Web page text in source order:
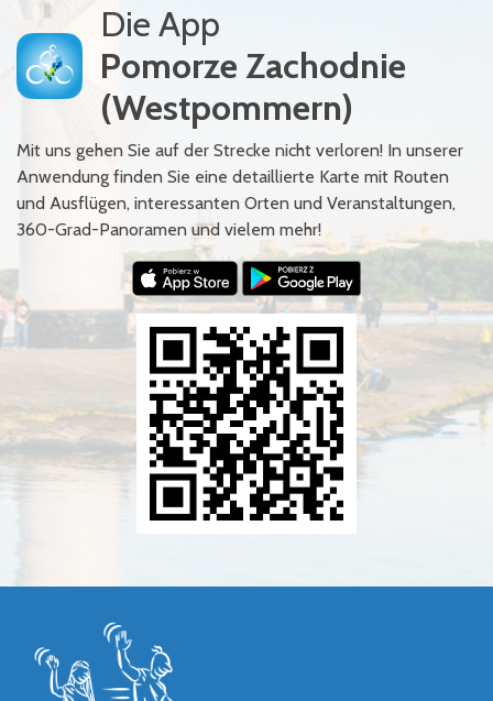
Die App
Pomorze Zachodnie
(Westpommern)
Mit uns gehen Sie auf der Strecke nicht verloren! In unserer
Anwendung finden Sie eine detaillierte Karte mit Routen
und Ausflügen, interessanten Orten und Veranstaltungen,
360-Grad-Panoramen und vielem mehr!